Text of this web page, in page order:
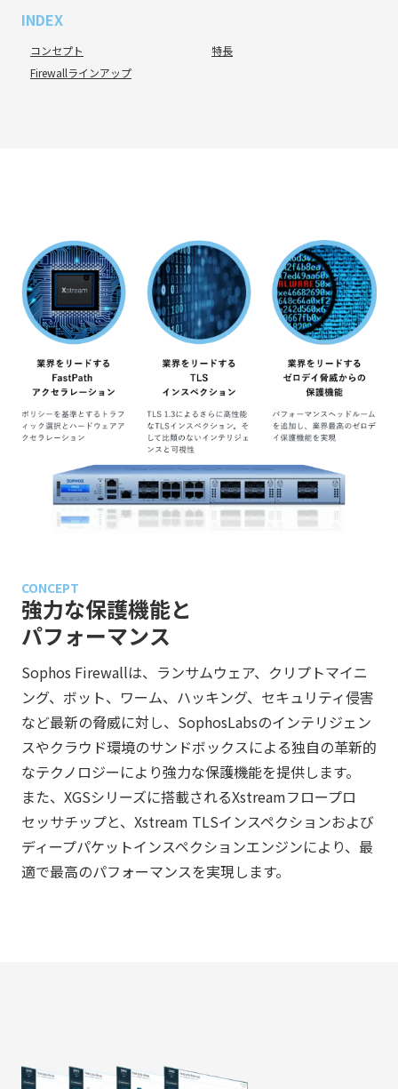
INDEX
コンセプト
特長
Firewallラインアップ
CONCEPT
強力な保護機能と
パフォーマンス
Sophos Firewallは、ランサムウェア、クリプトマイニ
ング、ボット、ワーム、ハッキング、セキュリティ侵害
など最新の脅威に対し、SophosLabsのインテリジェン
スやクラウド環境のサンドボックスによる独自の革新的
なテクノロジーにより強力な保護機能を提供します。
また、XGSシリーズに搭載されるXstreamフロープロ
セッサチップと、Xstream TLSインスペクションおよび
ディープパケットインスペクションエンジンにより、最
適で最高のパフォーマンスを実現します。